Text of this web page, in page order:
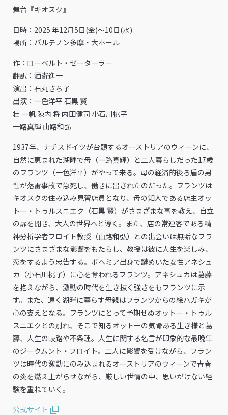
舞台『キオスク』
日時：2025 年12月5日(金)～10日(水)
場所：パルテノン多摩・大ホール
作：ローベルト・ゼーターラー
翻訳：酒寄進一
演出：石丸さち子
出演：一色洋平 石黒 賢
壮 一帆 陳内 将 内田健司 小石川桃子
一路真輝 山路和弘
1937年、ナチスドイツが台頭するオーストリアのウィーンに、
自然に恵まれた湖畔で母（一路真輝）と二人暮らしだった17歳
のフランツ（一色洋平）がやって来る。母の経済的後ろ盾の男
性が落雷事故で急死し、働きに出されたのだった。フランツは
キオスクの住み込み見習店員となり、母の知人である店主オッ
トー・トゥルスニエク（石黒 賢）がさまざまな事を教え、自立
の扉を開き、大人の世界へと導く。また、店の常連客である精
神分析学者フロイト教授（山路和弘）との出会いは無垢なフラ
ンツにさまざまな影響をもたらし、教授は彼に人生を楽しみ、
恋をするよう忠告する。ボヘミア出身で謎めいた女性アネシュ
カ（小石川桃子）に心を奪われるフランツ。アネシュカは葛藤
を抱えながら、激動の時代を生き抜く強さをもフランツに示
す。また、遠く湖畔に暮らす母親はフランツからの絵ハガキが
心の支えとなる。フランツにとって予期せぬオットー・トゥル
スニエクとの別れ、そこで知るオットーの気骨ある生き様と葛
藤、人生の岐路や不条理。人生に関する名言が印象的な最晩年
のジークムント・フロイト。二人に影響を受けながら、フラン
ツは時代の激動にのみ込まれるオーストリアのウィーンで青春
の炎を燃え上がらせながら、厳しい世情の中、思いがけない経
験を重ねていく。
公式サイト